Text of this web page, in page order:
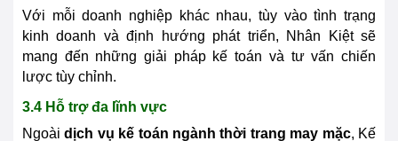
Với mỗi doanh nghiệp khác nhau, tùy vào tình trạng
kinh doanh và định hướng phát triển, Nhân Kiệt sẽ
mang đến những giải pháp kế toán và tư vấn chiến
lược tùy chỉnh.
3.4 Hỗ trợ đa lĩnh vực
Ngoàidịch vụ kế toán ngành thời trang may mặc, Kế